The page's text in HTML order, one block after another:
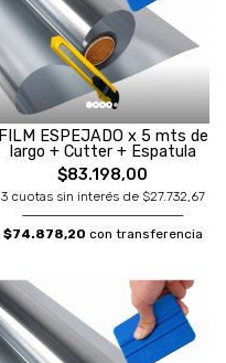
FILM ESPEJADO x 5 mts de
largo + Cutter + Espatula
$83.198,00
3 cuotas sin interés de $27.732,67
$74.878,20 con transferencia